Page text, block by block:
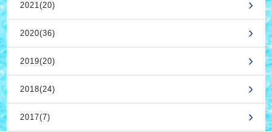
2021(20)
2020(36)
2019(20)
2018(24)
2017(7)